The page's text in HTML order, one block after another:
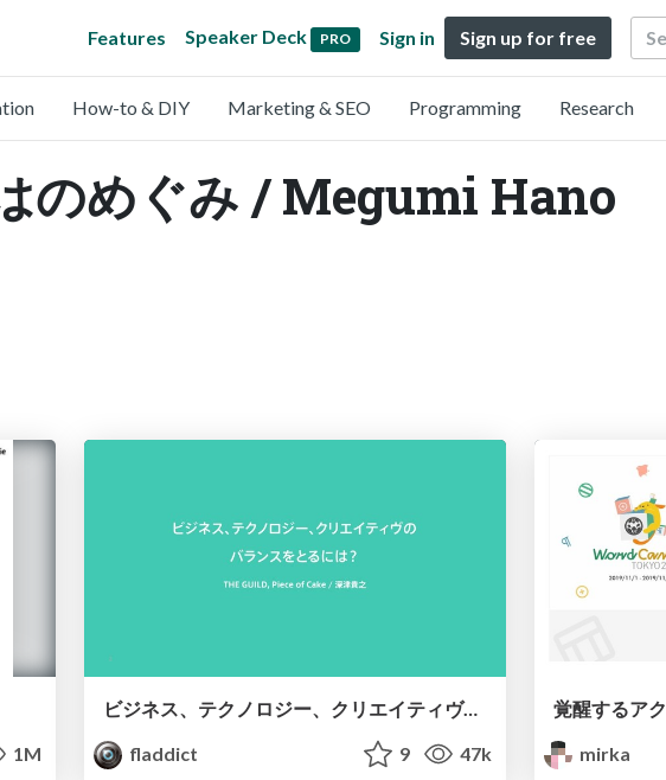
Features Speaker Deck PRO Sign in Sign up for free Search
How-to & DIY Marketing & SEO Programming Research
のめぐみ / Megumi Hano
1M
ビジネス、テクノロジー、クリエイティヴの バランスをとるには？
fladdict
9 47k
mirka